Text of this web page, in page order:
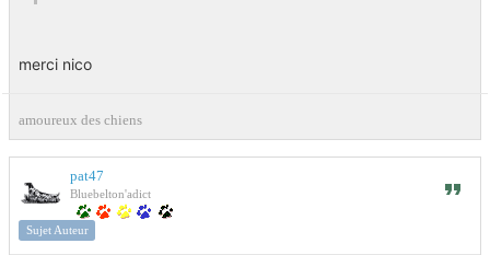
merci nico
amoureux des chiens
pat47
Bluebelton'adict
Sujet Auteur